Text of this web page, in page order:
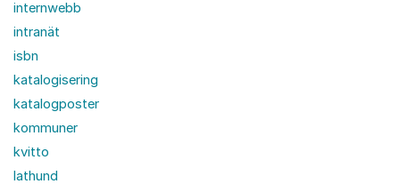
internwebb
intranät
isbn
katalogisering
katalogposter
kommuner
kvitto
lathund